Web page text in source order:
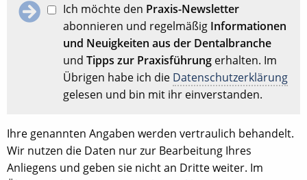
Ich möchte den Praxis-Newsletter
abonnieren und regelmäßig Informationen
und Neuigkeiten aus der Dentalbranche
undTipps zur Praxisführung erhalten. Im
Übrigen habe ich die Datenschutzerklärung
gelesen und bin mit ihr einverstanden.
Ihre genannten Angaben werden vertraulich behandelt.
Wir nutzen die Daten nur zur Bearbeitung Ihres
Anliegens und geben sie nicht an Dritte weiter. Im